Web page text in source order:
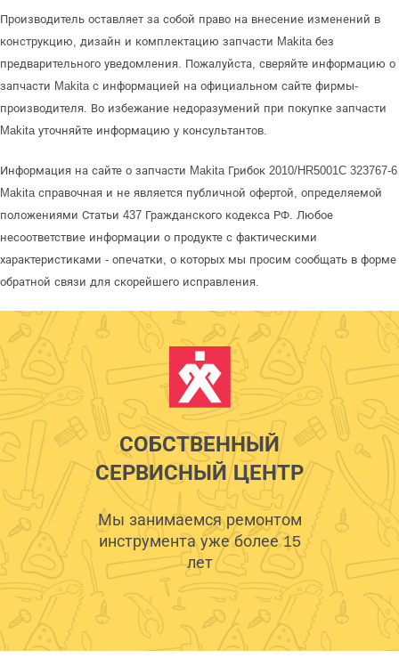
Производитель оставляет за собой право на внесение изменений в
конструкцию, дизайн и комплектацию запчасти Makita без
предварительного уведомления. Пожалуйста, сверяйте информацию о
запчасти Makita с информацией на официальном сайте фирмы-
производителя. Во избежание недоразумений при покупке запчасти
Makita уточняйте информацию у консультантов.
Информация на сайте о запчасти Makita Грибок 2010/HR5001C 323767-6
Makita справочная и не является публичной офертой, определяемой
положениями Статьи 437 Гражданского кодекса РФ. Любое
несоответствие информации о продукте с фактическими
характеристиками - опечатки, о которых мы просим сообщать в форме
обратной связи для скорейшего исправления.
СОБСТВЕННЫЙ
СЕРВИСНЫЙ ЦЕНТР
Мы занимаемся ремонтом
инструмента уже более 15
лет